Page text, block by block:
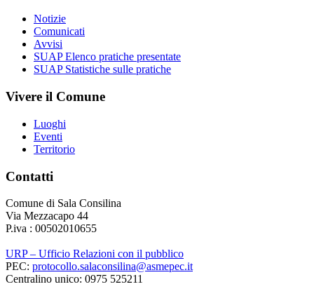
Notizie
Comunicati
Avvisi
SUAP Elenco pratiche presentate
SUAP Statistiche sulle pratiche
Vivere il Comune
Luoghi
Eventi
Territorio
Contatti
Comune di Sala Consilina
Via Mezzacapo 44
P.iva : 00502010655
URP – Ufficio Relazioni con il pubblico
PEC: protocollo.salaconsilina@asmepec.it
Centralino unico: 0975 525211